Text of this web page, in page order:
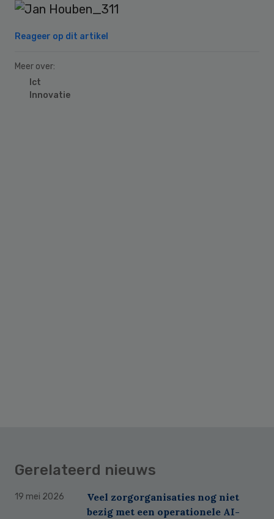
Reageer op dit artikel
Meer over:
Ict
Innovatie
Gerelateerd nieuws
19 mei 2026
Veel zorgorganisaties nog niet
bezig met een operationele AI-